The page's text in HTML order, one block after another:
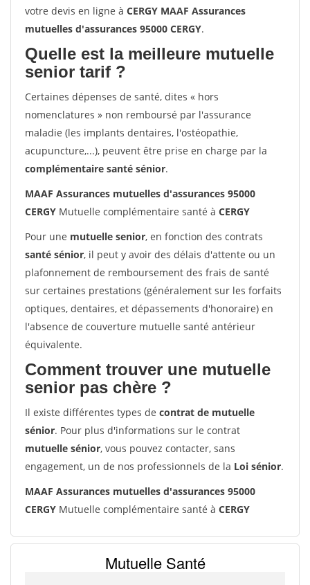
votre devis en ligne à CERGY MAAF Assurances
mutuelles d'assurances 95000 CERGY.
Quelle est la meilleure mutuelle
senior tarif ?
Certaines dépenses de santé, dites « hors
nomenclatures » non remboursé par l'assurance
maladie (les implants dentaires, l'ostéopathie,
acupuncture,...), peuvent être prise en charge par la
complémentaire santé sénior.
MAAF Assurances mutuelles d'assurances 95000
CERGY Mutuelle complémentaire santé à CERGY
Pour une mutuelle senior, en fonction des contrats
santé sénior, il peut y avoir des délais d'attente ou un
plafonnement de remboursement des frais de santé
sur certaines prestations (généralement sur les forfaits
optiques, dentaires, et dépassements d'honoraire) en
l'absence de couverture mutuelle santé antérieur
équivalente.
Comment trouver une mutuelle
senior pas chère ?
Il existe différentes types de contrat de mutuelle
sénior. Pour plus d'informations sur le contrat
mutuelle sénior, vous pouvez contacter, sans
engagement, un de nos professionnels de la Loi sénior.
MAAF Assurances mutuelles d'assurances 95000
CERGY Mutuelle complémentaire santé à CERGY